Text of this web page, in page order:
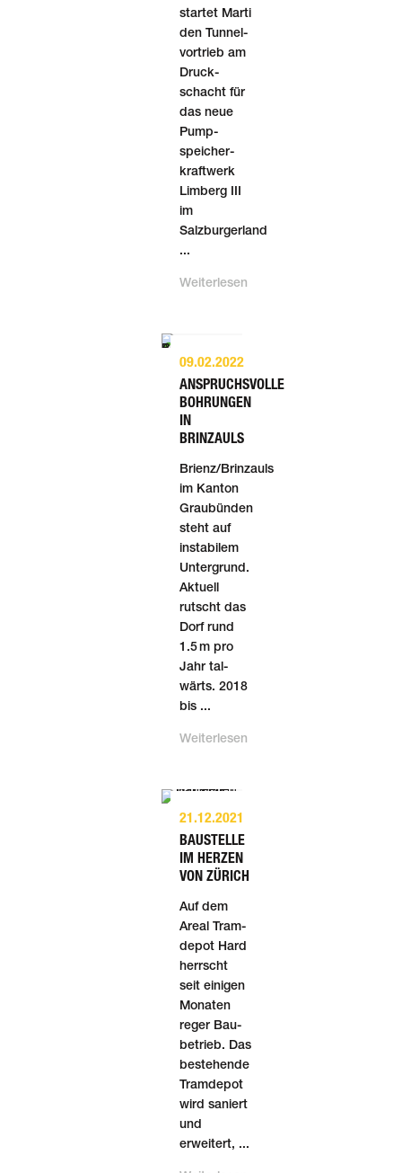
startet Marti
den Tunnel­
vortrieb am
Druck­
schacht für
das neue
Pump­
speicher­
kraft­werk
Limberg III
im
Salzburgerland
...
Weiterlesen
09.02.2022
ANSPRUCHSVOLLE
BOHRUNGEN
IN
BRINZAULS
Brienz/Brinzauls
im Kanton
Graubünden
steht auf
instabilem
Unter­grund.
Aktuell
rutscht das
Dorf rund
1.5 m pro
Jahr tal­
wärts. 2018
bis ...
Weiterlesen
21.12.2021
BAUSTELLE
IM HERZEN
VON ZÜRICH
Auf dem
Areal Tram­
depot Hard
herrscht
seit einigen
Monaten
reger Bau­
betrieb. Das
bestehende
Tram­depot
wird saniert
und
erweitert, ...